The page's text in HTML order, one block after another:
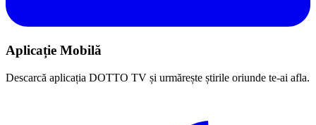
Aplicație Mobilă
Descarcă aplicația DOTTO TV și urmărește știrile oriunde te-ai afla.